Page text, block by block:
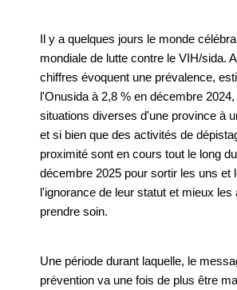
Il y a quelques jours le monde
mondiale de lutte contre le VIH/sida.
chiffres évoquent une prévalence,
l'Onusida à 2,8 % en décembre
situations diverses d'une province à
et si bien que des activités de
proximité sont en cours tout le long
décembre 2025 pour sortir les uns et
l'ignorance de leur statut et mieux les
prendre soin.
Une période durant laquelle, le
prévention va une fois de plus être